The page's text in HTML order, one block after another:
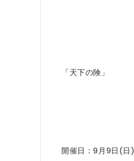
「天下の険」
開催日：9月9日(日)